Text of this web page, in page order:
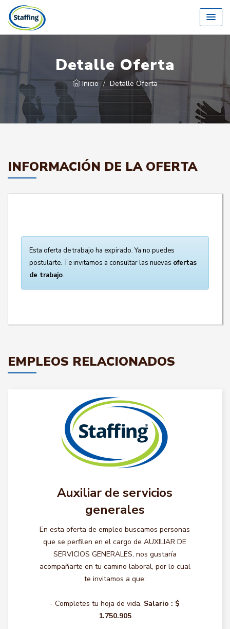
Detalle Oferta
Inicio Detalle Oferta
INFORMACIÓN DE LA OFERTA
Esta oferta de trabajo ha expirado. Ya no puedes
postularte. Te invitamos a consultar las nuevas ofertas
de trabajo.
EMPLEOS RELACIONADOS
Auxiliar de servicios
generales
En esta oferta de empleo buscamos personas
que se perfilen en el cargo de AUXILIAR DE
SERVICIOS GENERALES, nos gustaría
acompañarte en tu camino laboral, por lo cual
te invitamos a que:
- Completes tu hoja de vida. Salario : $
1.750.905